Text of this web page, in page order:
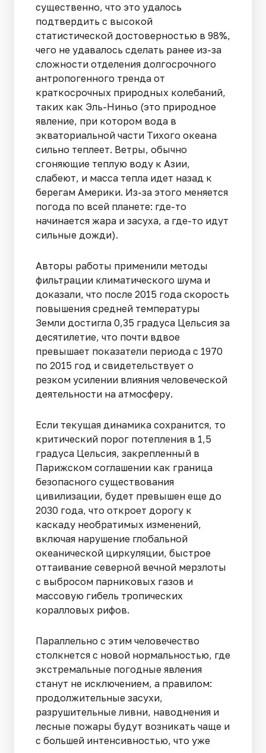
существенно, что это удалось
подтвердить с высокой
статистической достоверностью в 98%,
чего не удавалось сделать ранее из-за
сложности отделения долгосрочного
антропогенного тренда от
краткосрочных природных колебаний,
таких как Эль-Ниньо (это природное
явление, при котором вода в
экваториальной части Тихого океана
сильно теплеет. Ветры, обычно
сгоняющие теплую воду к Азии,
слабеют, и масса тепла идет назад к
берегам Америки. Из-за этого меняется
погода по всей планете: где-то
начинается жара и засуха, а где-то идут
сильные дожди).
Авторы работы применили методы
фильтрации климатического шума и
доказали, что после 2015 года скорость
повышения средней температуры
Земли достигла 0,35 градуса Цельсия за
десятилетие, что почти вдвое
превышает показатели периода с 1970
по 2015 год и свидетельствует о
резком усилении влияния человеческой
деятельности на атмосферу.
Если текущая динамика сохранится, то
критический порог потепления в 1,5
градуса Цельсия, закрепленный в
Парижском соглашении как граница
безопасного существования
цивилизации, будет превышен еще до
2030 года, что откроет дорогу к
каскаду необратимых изменений,
включая нарушение глобальной
океанической циркуляции, быстрое
оттаивание северной вечной мерзлоты
с выбросом парниковых газов и
массовую гибель тропических
коралловых рифов.
Параллельно с этим человечество
столкнется с новой нормальностью, где
экстремальные погодные явления
станут не исключением, а правилом:
продолжительные засухи,
разрушительные ливни, наводнения и
лесные пожары будут возникать чаще и
с большей интенсивностью, что уже